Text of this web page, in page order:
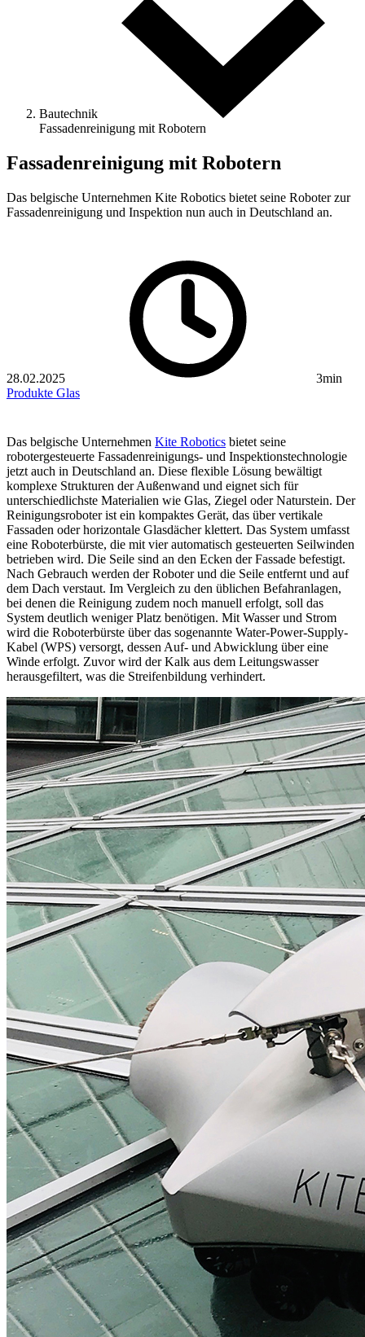
Bautechnik
Fassadenreinigung mit Robotern
Fassadenreinigung mit Robotern
Das belgische Unternehmen Kite Robotics bietet seine Roboter zur
Fassadenreinigung und Inspektion nun auch in Deutschland an.
28.02.2025
3min
Produkte Glas
Das belgische Unternehmen Kite Robotics bietet seine
robotergesteuerte Fassadenreinigungs- und Inspektionstechnologie
jetzt auch in Deutschland an. Diese flexible Lösung bewältigt
komplexe Strukturen der Außenwand und eignet sich für
unterschiedlichste Materialien wie Glas, Ziegel oder Naturstein. Der
Reinigungsroboter ist ein kompaktes Gerät, das über vertikale
Fassaden oder horizontale Glasdächer klettert. Das System umfasst
eine Roboterbürste, die mit vier automatisch gesteuerten Seilwinden
betrieben wird. Die Seile sind an den Ecken der Fassade befestigt.
Nach Gebrauch werden der Roboter und die Seile entfernt und auf
dem Dach verstaut. Im Vergleich zu den üblichen Befahranlagen,
bei denen die Reinigung zudem noch manuell erfolgt, soll das
System deutlich weniger Platz benötigen. Mit Wasser und Strom
wird die Roboterbürste über das sogenannte Water-Power-Supply-
Kabel (WPS) versorgt, dessen Auf- und Abwicklung über eine
Winde erfolgt. Zuvor wird der Kalk aus dem Leitungswasser
herausgefiltert, was die Streifenbildung verhindert.